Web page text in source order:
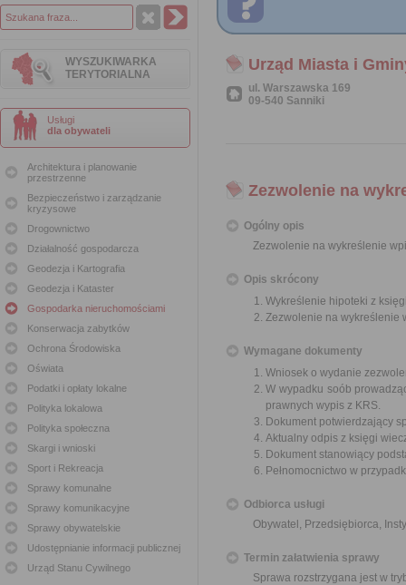
WYSZUKIWARKA
TERYTORIALNA
Usługi
dla obywateli
Architektura i planowanie
przestrzenne
Bezpieczeństwo i zarządzanie
kryzysowe
Drogownictwo
Działalność gospodarcza
Geodezja i Kartografia
Geodezja i Kataster
Gospodarka nieruchomościami
Konserwacja zabytków
Ochrona Środowiska
Oświata
Podatki i opłaty lokalne
Polityka lokalowa
Polityka społeczna
Skargi i wnioski
Sport i Rekreacja
Sprawy komunalne
Sprawy komunikacyjne
Sprawy obywatelskie
Udostępnianie informacji publicznej
Urząd Stanu Cywilnego
Urząd Miasta i
ul. Warszawska 169
09-540 Sanniki
Zezwolenie na
Ogólny opis
Zezwolenie na wykreślenie
Opis skrócony
Wykreślenie hipoteki z
Zezwolenie na wykreślenie
Wymagane dokumenty
Wniosek o wydanie
W wypadku soób
prawnych wypis z KRS.
Dokument potwierdzający
Aktualny odpis z księgi
Dokument stanowiący
Pełnomocnictwo w
Odbiorca usługi
Obywatel, Przedsiębiorca,
Termin załatwienia sprawy
Sprawa rozstrzygana jest w